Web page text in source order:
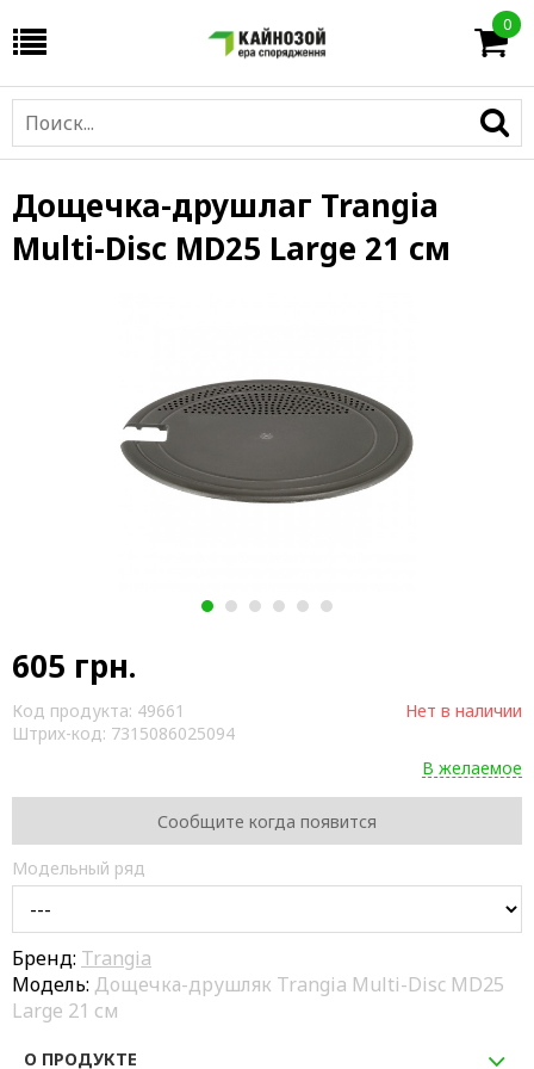
0
Дощечка-друшлаг Trangia
Multi-Disc MD25 Large 21 см
1 2 3 4 5 6
605 грн.
Код продукта: 49661
Штрих-код: 7315086025094
Нет в наличии
В желаемое
Сообщите когда появится
Модельный ряд
Бренд: Trangia
Модель: Дощечка-друшляк Trangia Multi-Disc MD25
Large 21 см
О ПРОДУКТЕ